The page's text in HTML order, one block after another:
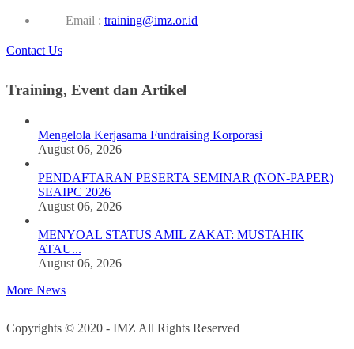
Email : training@imz.or.id
Contact Us
Training, Event dan Artikel
Mengelola Kerjasama Fundraising Korporasi
August 06, 2026
PENDAFTARAN PESERTA SEMINAR (NON-PAPER)
SEAIPC 2026
August 06, 2026
MENYOAL STATUS AMIL ZAKAT: MUSTAHIK
ATAU...
August 06, 2026
More News
Copyrights © 2020 - IMZ All Rights Reserved